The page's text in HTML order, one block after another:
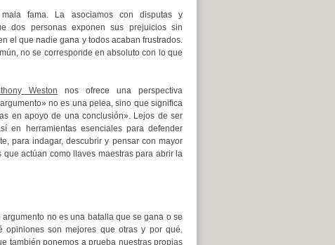
fama. La asociamos con disputas y
dos personas exponen sus prejuicios sin
el que nadie gana y todos acaban frustrados.
no se corresponde en absoluto con lo que
Weston nos ofrece una perspectiva
no es una pelea, sino que significa
en apoyo de una conclusión». Lejos de ser
en herramientas esenciales para defender
para indagar, descubrir y pensar con mayor
actúan como llaves maestras para abrir la
no es una batalla que se gana o se
opiniones son mejores que otras y por qué.
también ponemos a prueba nuestras propias